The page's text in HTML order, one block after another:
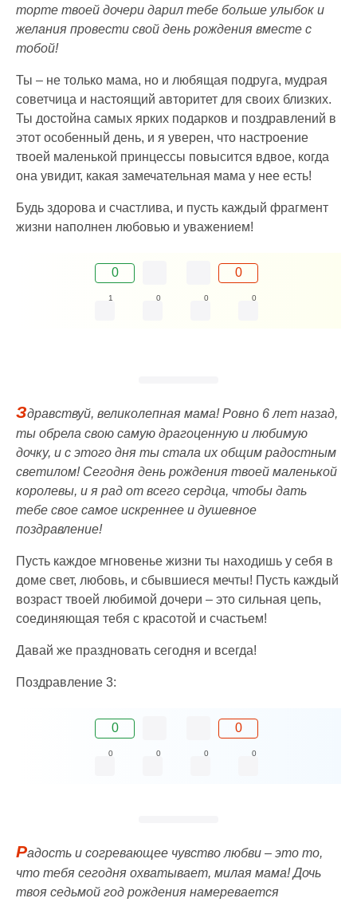
торте твоей дочери дарил тебе больше улыбок и
желания провести свой день рождения вместе с
тобой!
Ты – не только мама, но и любящая подруга, мудрая
советчица и настоящий авторитет для своих близких.
Ты достойна самых ярких подарков и поздравлений в
этот особенный день, и я уверен, что настроение
твоей маленькой принцессы повысится вдвое, когда
она увидит, какая замечательная мама у нее есть!
Будь здорова и счастлива, и пусть каждый фрагмент
жизни наполнен любовью и уважением!
0 0
1 0 0 0
Здравствуй, великолепная мама! Ровно 6 лет назад,
ты обрела свою самую драгоценную и любимую
дочку, и с этого дня ты стала их общим радостным
светилом! Сегодня день рождения твоей маленькой
королевы, и я рад от всего сердца, чтобы дать
тебе свое самое искреннее и душевное
поздравление!
Пусть каждое мгновенье жизни ты находишь у себя в
доме свет, любовь, и сбывшиеся мечты! Пусть каждый
возраст твоей любимой дочери – это сильная цепь,
соединяющая тебя с красотой и счастьем!
Давай же праздновать сегодня и всегда!
Поздравление 3:
0 0
0 0 0 0
Радость и согревающее чувство любви – это то,
что тебя сегодня охватывает, милая мама! Дочь
твоя седьмой год рождения намеревается